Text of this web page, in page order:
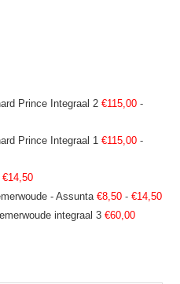
Prince Integraal 2 €115,00 -
Prince Integraal 1 €115,00 -
€14,50
- Assunta €8,50 - €14,50
integraal 3 €60,00